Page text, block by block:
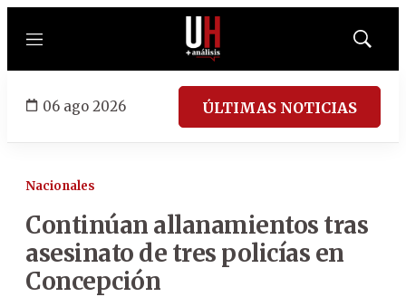
Menú
Mostrar
06 ago 2026 ÚLTIMAS NOTICIAS
Nacionales
Continúan allanamientos tras
asesinato de tres policías en
Concepción